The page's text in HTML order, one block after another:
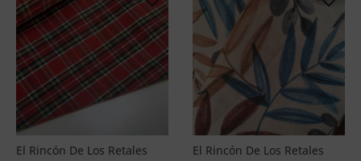
El Rincón De Los Retales El Rincón De Los Retales